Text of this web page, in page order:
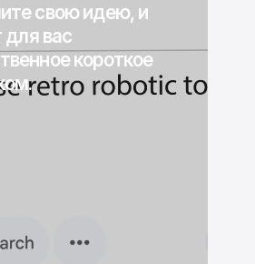
свою идею, и
для вас
короткое